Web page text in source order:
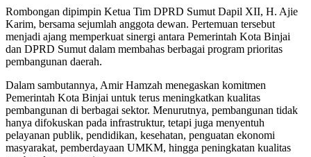
Rombongan dipimpin Ketua Tim DPRD Sumut Dapil XII, H. Ajie
Karim, bersama sejumlah anggota dewan. Pertemuan tersebut
menjadi ajang memperkuat sinergi antara Pemerintah Kota Binjai
dan DPRD Sumut dalam membahas berbagai program prioritas
pembangunan daerah.
Dalam sambutannya, Amir Hamzah menegaskan komitmen
Pemerintah Kota Binjai untuk terus meningkatkan kualitas
pembangunan di berbagai sektor. Menurutnya, pembangunan tidak
hanya difokuskan pada infrastruktur, tetapi juga menyentuh
pelayanan publik, pendidikan, kesehatan, penguatan ekonomi
masyarakat, pemberdayaan UMKM, hingga peningkatan kualitas